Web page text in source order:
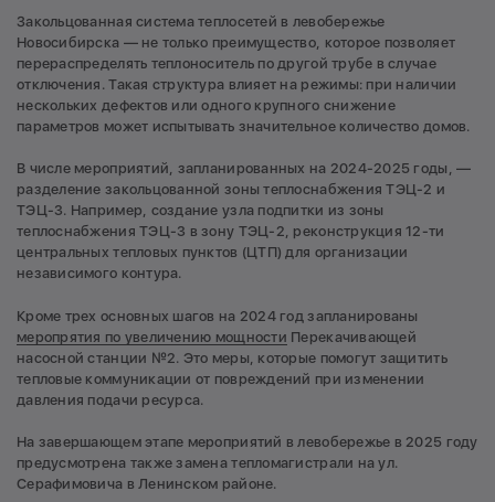
Закольцованная система теплосетей в левобережье
Новосибирска — не только преимущество, которое позволяет
перераспределять теплоноситель по другой трубе в случае
отключения. Такая структура влияет на режимы: при наличии
нескольких дефектов или одного крупного снижение
параметров может испытывать значительное количество домов.
В числе мероприятий, запланированных на 2024-2025 годы, —
разделение закольцованной зоны теплоснабжения ТЭЦ-2 и
ТЭЦ-3. Например, создание узла подпитки из зоны
теплоснабжения ТЭЦ-3 в зону ТЭЦ-2, реконструкция 12-ти
центральных тепловых пунктов (ЦТП) для организации
независимого контура.
Кроме трех основных шагов на 2024 год запланированы
меропрятия по увеличению мощности Перекачивающей
насосной станции №2. Это меры, которые помогут защитить
тепловые коммуникации от повреждений при изменении
давления подачи ресурса.
На завершающем этапе мероприятий в левобережье в 2025 году
предусмотрена также замена тепломагистрали на ул.
Серафимовича в Ленинском районе.